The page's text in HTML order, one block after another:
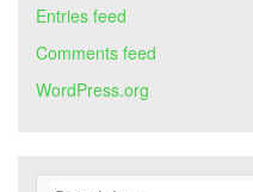
Entries feed
Comments feed
WordPress.org